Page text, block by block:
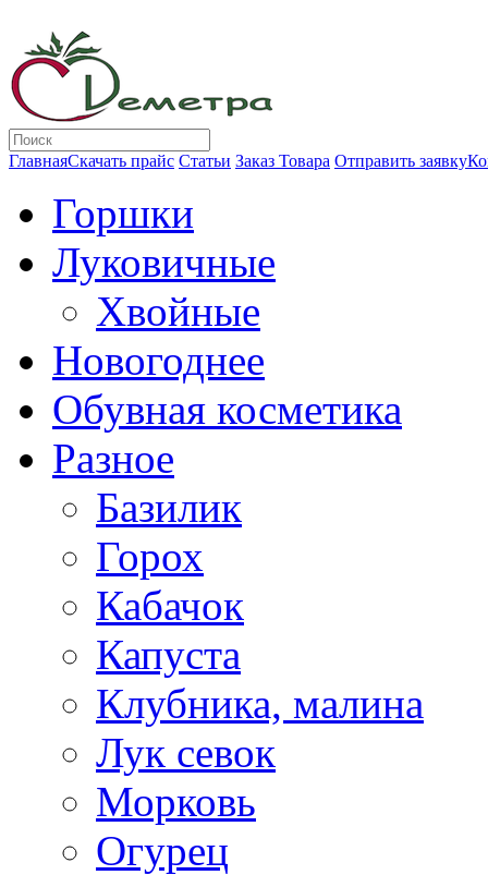
ГлавнаяСкачать прайс Статьи Заказ Товара Отправить заявку
Горшки
Луковичные
Хвойные
Новогоднее
Обувная косметика
Разное
Базилик
Горох
Кабачок
Капуста
Клубника, малина
Лук севок
Морковь
Огурец